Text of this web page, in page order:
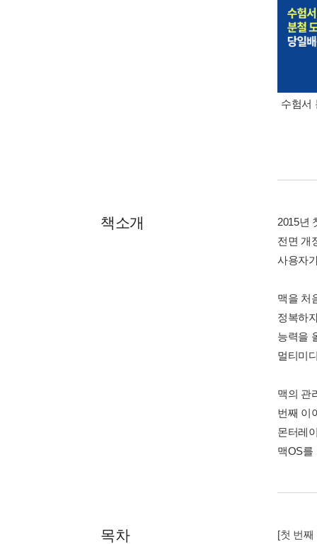
수험서
책소개
2015년
전면 개
사용자
맥을 처
정복하
능력을
멀티미
맥의 관
번째 이
몬터레
맥OS를
목차
[첫 번